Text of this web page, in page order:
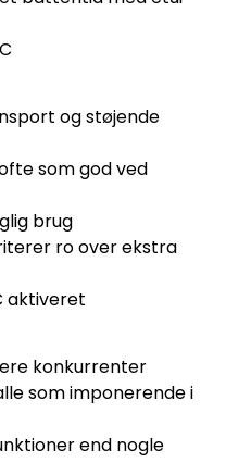
og støjende
som god ved
brug
ro over ekstra
aktiveret
konkurrenter
som imponerende i
end nogle